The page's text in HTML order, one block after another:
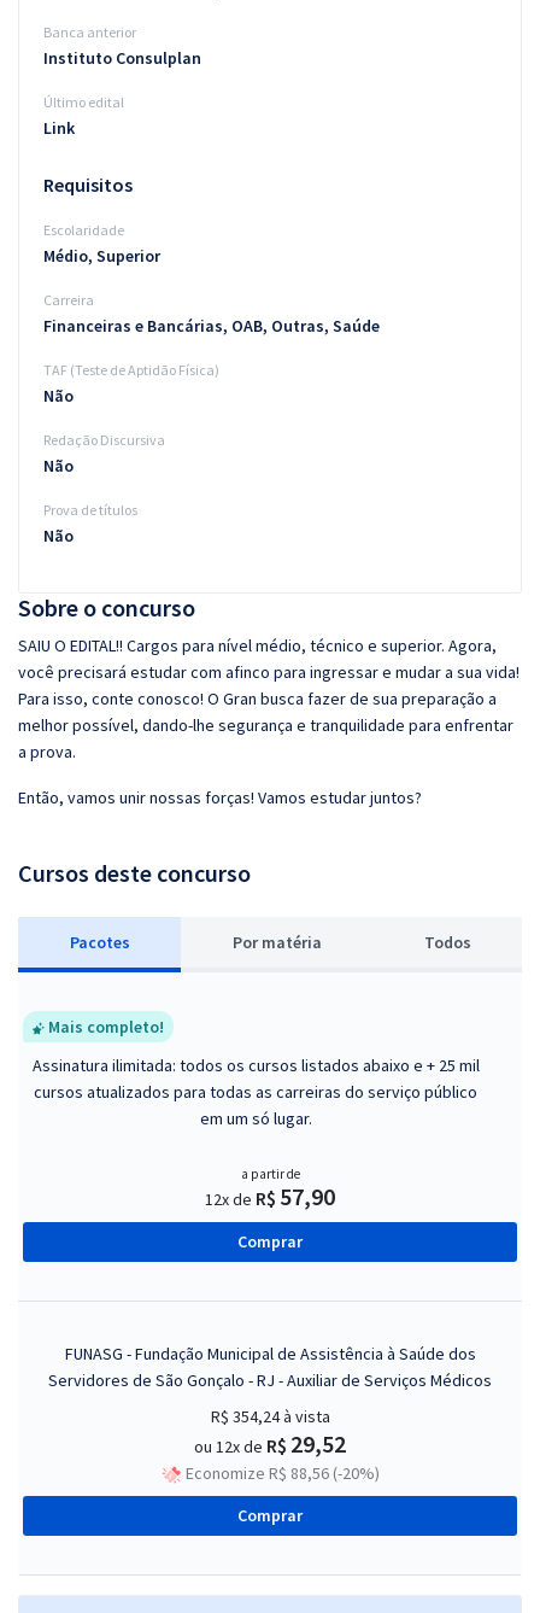
Sobre o concurso
SAIU O EDITAL!! Cargos para nível médio, técnico e superior. Agora,
você precisará estudar com afinco para ingressar e mudar a sua vida!
Para isso, conte conosco! O Gran busca fazer de sua preparação a
melhor possível, dando-lhe segurança e tranquilidade para enfrentar
a prova.
Então, vamos unir nossas forças! Vamos estudar juntos?
Cursos deste concurso
Pacotes Por matéria Todos
Mais completo!
Assinatura ilimitada: todos os cursos listados abaixo e + 25 mil
cursos atualizados para todas as carreiras do serviço público
em um só lugar.
a partir de
12x de R$ 57,90
Comprar
FUNASG - Fundação Municipal de Assistência à Saúde dos
Servidores de São Gonçalo - RJ - Auxiliar de Serviços Médicos
R$ 354,24à vista
ou 12x de R$ 29,52
Economize R$ 88,56 (-20%)
Comprar
Banca anterior
Instituto Consulplan
Último edital
Link
Requisitos
Escolaridade
Médio, Superior
Carreira
Financeiras e Bancárias, OAB, Outras, Saúde
TAF (Teste de Aptidão Física)
Não
Redação Discursiva
Não
Prova de títulos
Não